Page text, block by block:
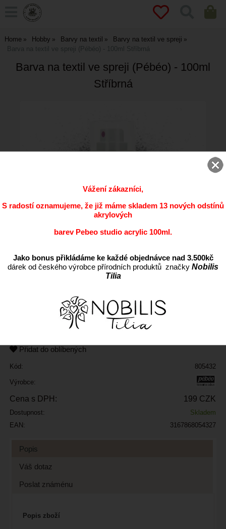
Home Hobby Barvy na textil
Barvy na textil ve spreji
Barva na textil ve spreji (Pébéo) - 100ml Stříbrná
Barva na textil ve spreji (Pébéo) - 100ml
Stříbrná
ks
Přidat do oblíbených
Kód: 805432
Výrobce:
Cena s DPH: 199 CZK
Dostupnost:
Skladem
EAN:
3167868054327
Popis
Váš dotaz
Poslat známénu
Popis zboží
Vážení zákazníci,
S radostí oznamujeme, že již máme skladem 13 nových odstínů
akrylových
barev Pebeo studio acrylic 100ml.
Jako bonus přikládáme ke každé objednávce nad 3.500kč
dárek od českého výrobce přírodních produktů značky Nobilis
Tilia